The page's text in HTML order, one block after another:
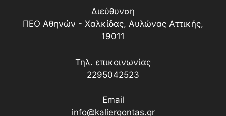
Διεύθυνση
ΠΕΟ Αθηνών - Χαλκίδας, Αυλώνας Αττικής,
19011
Τηλ. επικοινωνίας
2295042523
Email
info@kaliergontas.gr